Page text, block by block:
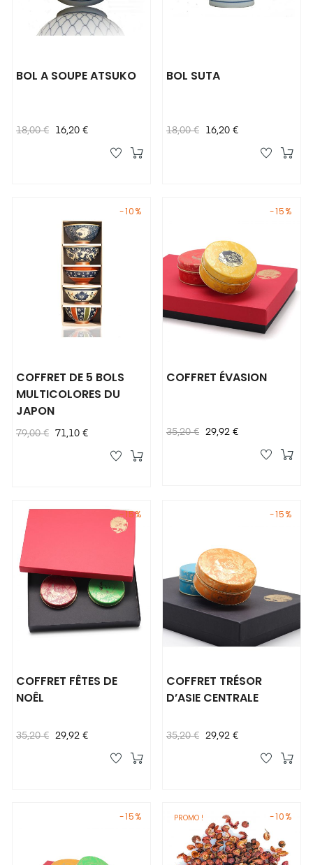
BOL A SOUPE ATSUKO
Prix
18,00 € Prix
16,20 €
BOL SUTA
Prix
18,00 € Prix
16,20 €
COFFRET DE 5 BOLS
MULTICOLORES DU
JAPON
Prix
79,00 €
-10%
Prix
71,10 €
COFFRET ÉVASION
Prix
35,20 €
-15%
Prix
29,92 €
COFFRET FÊTES DE
NOÊL
Prix
35,20 €
-15%
Prix
29,92 €
COFFRET TRÉSOR
D’ASIE CENTRALE
Prix
35,20 €
-15%
Prix
29,92 €
-15% PROMO ! -10%